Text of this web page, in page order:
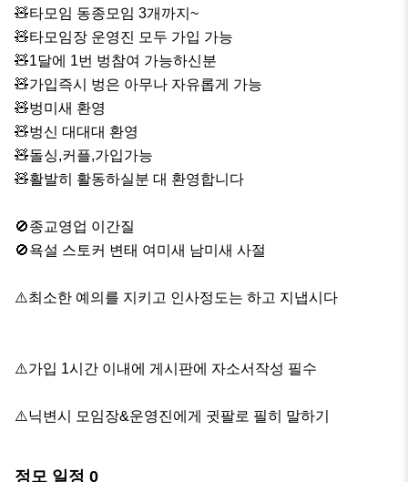
🧸타모임 동종모임 3개까지~
🧸타모임장 운영진 모두 가입 가능
🧸1달에 1번 벙참여 가능하신분
🧸가입즉시 벙은 아무나 자유롭게 가능
🧸벙미새 환영
🧸벙신 대대대 환영
🧸돌싱,커플,가입가능
🧸활발히 활동하실분 대 환영합니다
🚫종교영업 이간질
🚫욕설 스토커 변태 여미새 남미새 사절
⚠️최소한 예의를 지키고 인사정도는 하고 지냅시다
⚠️가입 1시간 이내에 게시판에 자소서작성 필수
⚠️닉변시 모임장&운영진에게 귓팔로 필히 말하기
정모 일정 0